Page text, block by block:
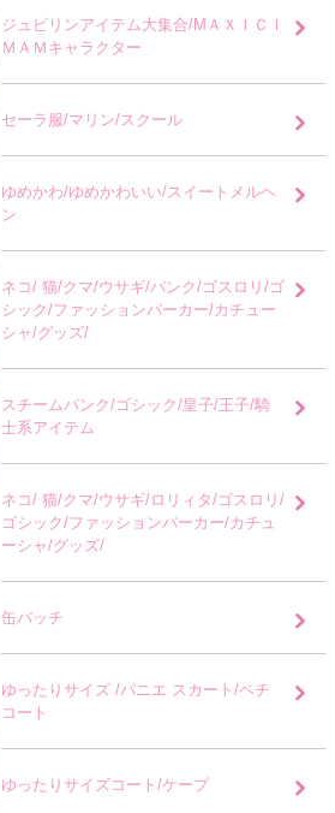
ジュピリンアイテム大集合/MＡＸＩＣＩ
ＭＡＭキャラクター
セーラ服/マリン/スクール
ゆめかわ/ゆめかわいい/スイートメルヘ
ン
ネコ/ 猫/クマ/ウサギ/パンク/ゴスロリ/ゴ
シック/ファッションパーカー/カチュー
シャ/グッズ/
スチームパンク/ゴシック/皇子/王子/騎
士系アイテム
ネコ/ 猫/クマ/ウサギ/ロリィタ/ゴスロリ/
ゴシック/ファッションパーカー/カチュ
ーシャ/グッズ/
缶バッチ
ゆったりサイズ /パニエ スカート/ペチ
コート
ゆったりサイズコート/ケープ